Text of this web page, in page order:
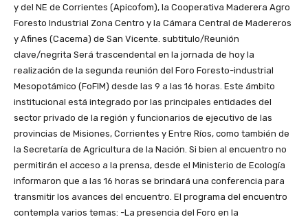
y del NE de Corrientes (Apicofom), la Cooperativa Maderera Agro
Foresto Industrial Zona Centro y la Cámara Central de Madereros
y Afines (Cacema) de San Vicente. subtitulo/Reunión
clave/negrita Será trascendental en la jornada de hoy la
realización de la segunda reunión del Foro Foresto-industrial
Mesopotámico (FoFIM) desde las 9 a las 16 horas. Este ámbito
institucional está integrado por las principales entidades del
sector privado de la región y funcionarios de ejecutivo de las
provincias de Misiones, Corrientes y Entre Ríos, como también de
la Secretaría de Agricultura de la Nación. Si bien al encuentro no
permitirán el acceso a la prensa, desde el Ministerio de Ecología
informaron que a las 16 horas se brindará una conferencia para
transmitir los avances del encuentro. El programa del encuentro
contempla varios temas: -La presencia del Foro en la